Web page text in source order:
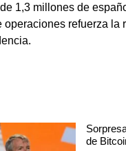
1,3 millones de
refuerza la
de